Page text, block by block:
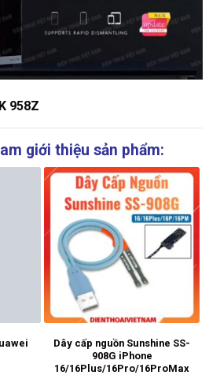
958Z
giới thiệu sản phẩm:
Dây cấp nguồn Sunshine SS-
908G iPhone
16/16Plus/16Pro/16ProMax